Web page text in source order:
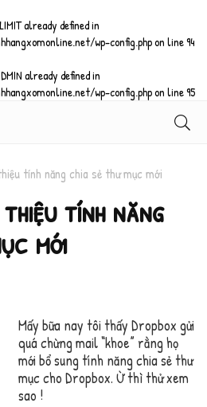
already defined in
wp-config.phpon line94
already defined in
wp-config.phpon line95
tính năng chia sẻ thư mục mới
tính năng
mới
Mấy bữa nay tôi thấy Dropbox gửi
quá chừng mail “khoe” rằng họ
mới bổ sung tính năng chia sẻ thư
mục cho Dropbox. Ừ thì thử xem
sao !